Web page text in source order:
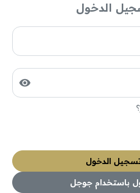
الدخول
الدخول
باستخدام جوجل